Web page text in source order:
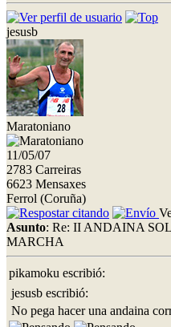
jesusb
Maratoniano
11/05/07
2783 Carreiras
6623 Mensaxes
Ferrol (Coruña)
Asunto: Re: II ANDAINA
MARCHA
pikamoku escribió:
jesusb escribió:
No pega hacer una andaina